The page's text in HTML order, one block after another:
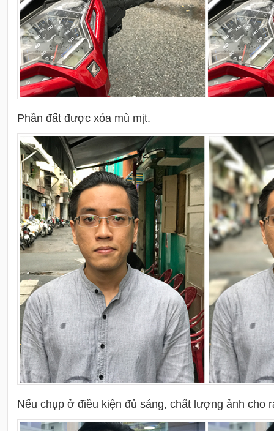
Phần đất được xóa mù mịt.
Nếu chụp ở điều kiện đủ sáng, chất lượng ảnh cho